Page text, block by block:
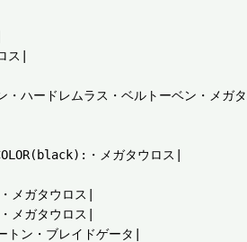
ス|
ハードレムラス・ベルトーベン・メガ
・メガタウロス|
メガタウロス|
メガタウロス|
トン・ブレイドゲータ|